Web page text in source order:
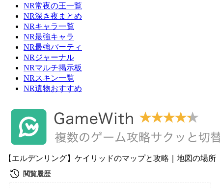
NR常夜の王一覧
NR深き夜まとめ
NRキャラ一覧
NR最強キャラ
NR最強パーティ
NRジャーナル
NRマルチ掲示板
NRスキン一覧
NR遺物おすすめ
【エルデンリング】ケイリッドのマップと攻略｜地図の場所